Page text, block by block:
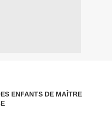
ENFANTS DE MAÎTRE